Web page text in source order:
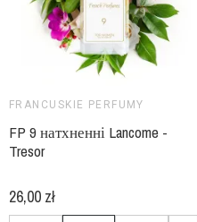
FRANCUSKIE PERFUMY
FP 9 натхненні Lancome -
Tresor
26,00 zł